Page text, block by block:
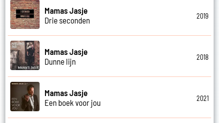
Mamas Jasje
Drie seconden
2019
Mamas Jasje
Dunne lijn
2018
Mamas Jasje
Een boek voor jou
2021